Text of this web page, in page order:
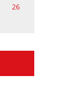
26